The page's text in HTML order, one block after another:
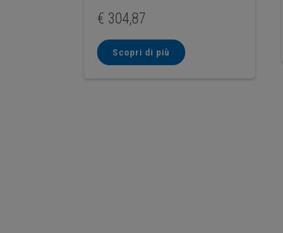
€ 304,87
Scopri di più